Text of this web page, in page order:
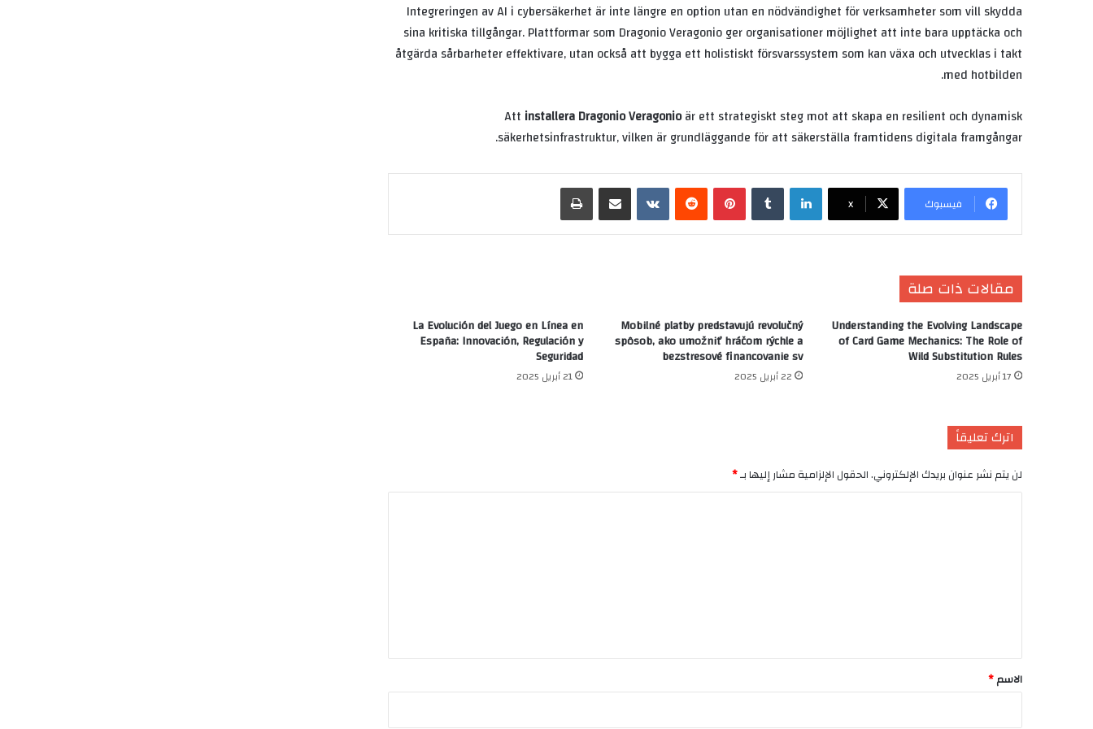
Integreringen av AI i cybersäkerhet är inte längre en option utan en nödvändighet för verksamheter som vill skydda
sina kritiska tillgångar. Plattformar som Dragonio Veragonio ger organisationer möjlighet att inte bara upptäcka och
åtgärda sårbarheter effektivare, utan också att bygga ett holistiskt försvarssystem som kan växa och utvecklas i takt
med hotbilden.
Att installera Dragonio Veragonioär ett strategiskt steg mot att skapa en resilient och dynamisk
säkerhetsinfrastruktur, vilken är grundläggande för att säkerställa framtidens digitala framgångar.
فيسبوك X
لينكدإن بينتيريست
مقالات ذات صلة
Understanding the Evolving Landscape
of Card Game Mechanics: The Role of
Wild Substitution Rules
17 أبريل 2025
Mobilné platby predstavujú revolučný
spôsob, ako umožniť hráčom rýchle a
bezstresové financovanie sv
22 أبريل 2025
La Evolución del Juego en Línea en
España: Innovación, Regulación y
Seguridad
21 أبريل 2025
اترك تعليقاً
لن يتم نشر عنوان بريدك الإلكتروني.الحقول الإلزامية مشار إليها بـ*
*
الاسم*